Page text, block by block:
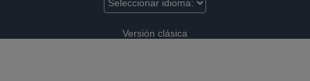
Versión clásica